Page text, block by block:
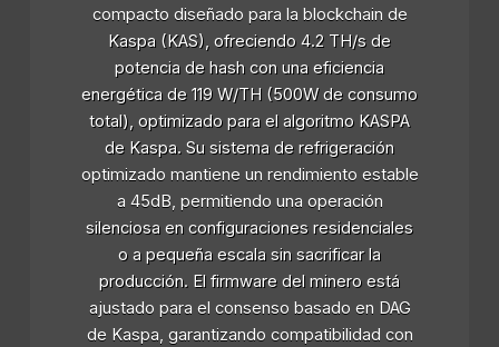
compacto diseñado para la blockchain de
Kaspa (KAS), ofreciendo 4.2 TH/s de
potencia de hash con una eficiencia
energética de 119 W/TH (500W de consumo
total), optimizado para el algoritmo KASPA
de Kaspa. Su sistema de refrigeración
optimizado mantiene un rendimiento estable
a 45dB, permitiendo una operación
silenciosa en configuraciones residenciales
o a pequeña escala sin sacrificar la
producción. El firmware del minero está
ajustado para el consenso basado en DAG
de Kaspa, garantizando compatibilidad con